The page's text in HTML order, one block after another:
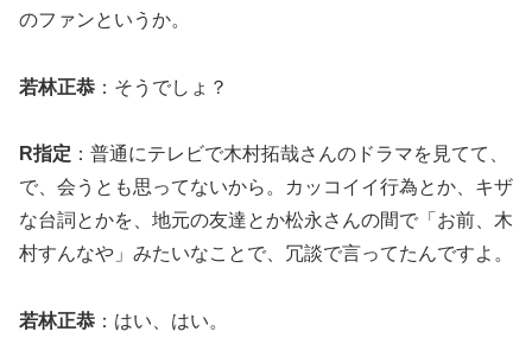
のファンというか。
若林正恭 ：そうでしょ？
R指定 ：普通にテレビで木村拓哉さんのドラマを見てて、
で、会うとも思ってないから。カッコイイ行為とか、キザ
な台詞とかを、地元の友達とか松永さんの間で「お前、木
村すんなや」みたいなことで、冗談で言ってたんですよ。
若林正恭 ：はい、はい。